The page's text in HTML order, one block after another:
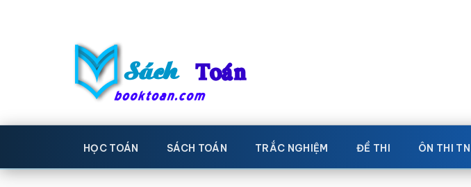
Sách
Toán
Học
toán,
HỌC TOÁN SÁCH TOÁN TRẮC NGHIỆM ĐỀ THI ÔN THI